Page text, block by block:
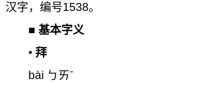
汉字，编号1538。
■基本字义
• 拜
bài ㄅㄞˉ